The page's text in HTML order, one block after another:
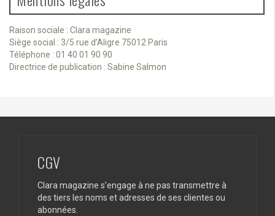
Raison sociale : Clara magazine
Siège social : 3/5 rue d’Aligre 75012 Paris
Téléphone : 01 40 01 90 90
Directrice de publication : Sabine Salmon
CGV
Clara magazine s’engage à ne pas transmettre à
des tiers les noms et adresses de ses clientes ou
abonnées.